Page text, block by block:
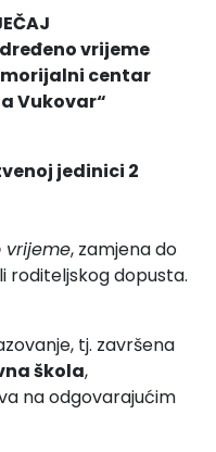
vrijeme
centar
Vukovar“
jedinici 2
vrijeme, zamjena do
roditeljskog dopusta.
tj. završena
škola,
na odgovarajućim